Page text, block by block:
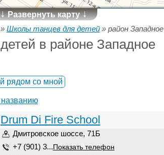
↓Развернуть карту↓
Школы танцев для детей» район
в районе Западное
рядом со мной
названию
Drum Di Fire School
Дмитровское шоссе, 71Б
+7 (901) 3... Показать телефон